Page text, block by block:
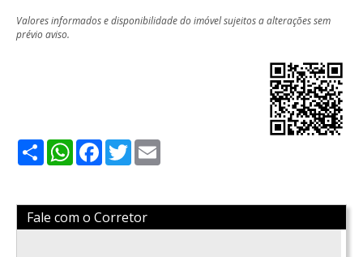
Valores informados e disponibilidade do imóvel sujeitos a alterações sem
prévio aviso.
ShareWhatsApp
Facebook
Twitter
Fale com o Corretor